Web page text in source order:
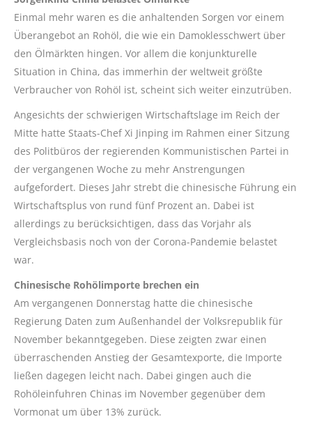
Einmal mehr waren es die anhaltenden Sorgen vor einem
Überangebot an Rohöl, die wie ein Damoklesschwert über
den Ölmärkten hingen. Vor allem die konjunkturelle
Situation in China, das immerhin der weltweit größte
Verbraucher von Rohöl ist, scheint sich weiter einzutrüben.
Angesichts der schwierigen Wirtschaftslage im Reich der
Mitte hatte Staats-Chef Xi Jinping im Rahmen einer Sitzung
des Politbüros der regierenden Kommunistischen Partei in
der vergangenen Woche zu mehr Anstrengungen
aufgefordert. Dieses Jahr strebt die chinesische Führung ein
Wirtschaftsplus von rund fünf Prozent an. Dabei ist
allerdings zu berücksichtigen, dass das Vorjahr als
Vergleichsbasis noch von der Corona-Pandemie belastet
war.
Chinesische Rohölimporte brechen ein
Am vergangenen Donnerstag hatte die chinesische
Regierung Daten zum Außenhandel der Volksrepublik für
November bekanntgegeben. Diese zeigten zwar einen
überraschenden Anstieg der Gesamtexporte, die Importe
ließen dagegen leicht nach. Dabei gingen auch die
Rohöleinfuhren Chinas im November gegenüber dem
Vormonat um über 13% zurück.